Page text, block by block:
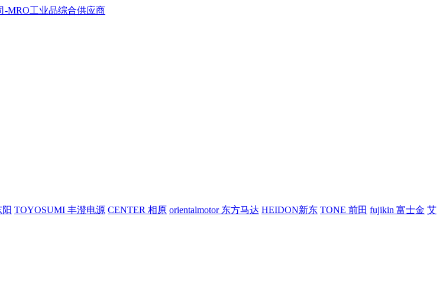
TOYOSUMI 丰澄电源 CENTER 相原 orientalmotor 东方马达 HEIDON新东 TONE 前田 fujikin 富士金 艾